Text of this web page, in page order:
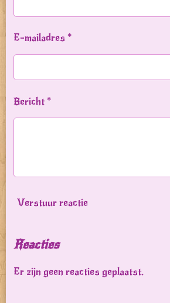
E-mailadres *
Bericht *
Verstuur reactie
Reacties
Er zijn geen reacties geplaatst.